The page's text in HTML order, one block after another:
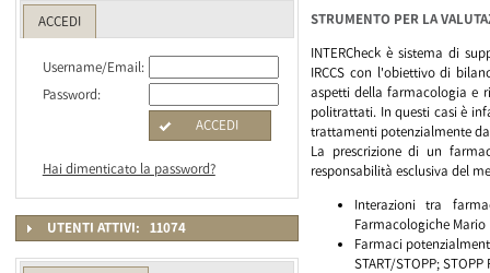
ACCEDI
Username/Email:
Password:
ACCEDI
Hai dimenticato la password?
UTENTI ATTIVI: 11074
STRUMENTO PER LA
INTERCheck è sistema di
IRCCS con l'obiettivo di
aspetti della farmacologia e
politrattati. In questi casi è
trattamenti potenzialmente
La prescrizione di un
responsabilità esclusiva del
Interazioni tra
Farmacologiche Mario
Farmaci
START/STOPP; STOPP